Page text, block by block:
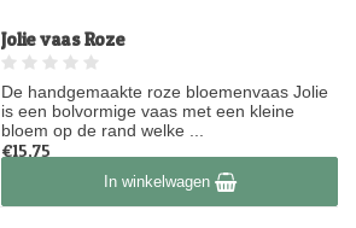
Jolie vaas Roze
De handgemaakte roze bloemenvaas Jolie
is een bolvormige vaas met een kleine
bloem op de rand welke ...
€15,75
Op voorraadIn winkelwagen